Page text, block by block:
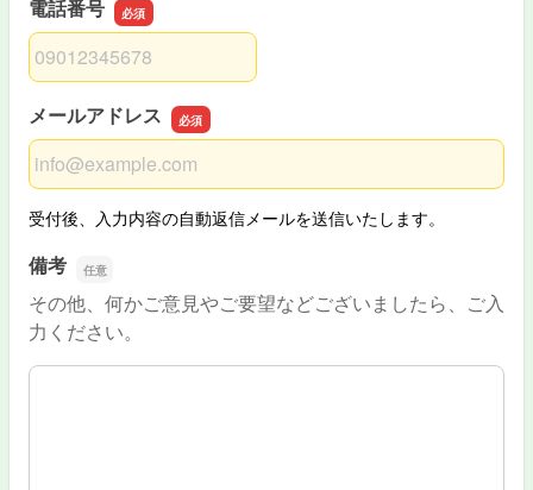
電話番号
電話番号
メールアドレス
メールアドレス
受付後、入力内容の自動返信メールを送信いたします。
備考
その他、何かご意見やご要望などございましたら、ご入
力ください。
備考